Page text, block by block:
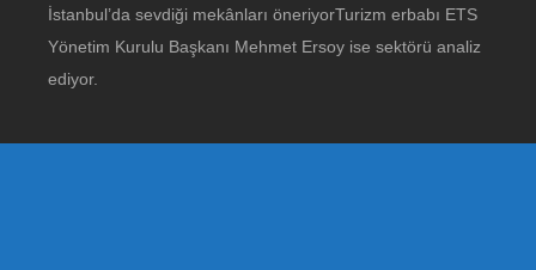
İstanbul’da sevdiği mekânları öneriyorTurizm erbabı ETS
Yönetim Kurulu Başkanı Mehmet Ersoy ise sektörü analiz
ediyor.